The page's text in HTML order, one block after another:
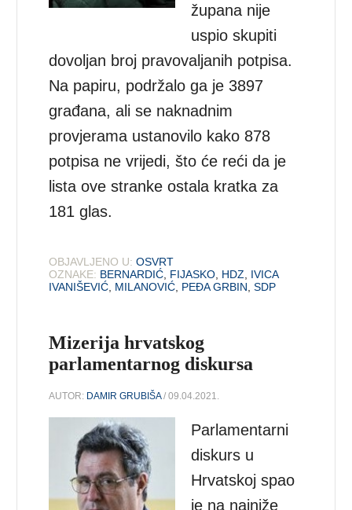
župana nije
uspio skupiti
dovoljan broj pravovaljanih potpisa.
Na papiru, podržalo ga je 3897
građana, ali se naknadnim
provjerama ustanovilo kako 878
potpisa ne vrijedi, što će reći da je
lista ove stranke ostala kratka za
181 glas.
OBJAVLJENO U: OSVRT
OZNAKE: BERNARDIĆ, FIJASKO, HDZ, IVICA
IVANIŠEVIĆ, MILANOVIĆ, PEĐA GRBIN,SDP
Mizerija hrvatskog
parlamentarnog diskursa
AUTOR: DAMIR GRUBIŠA/ 09.04.2021.
Parlamentarni
diskurs u
Hrvatskoj spao
je na najniže